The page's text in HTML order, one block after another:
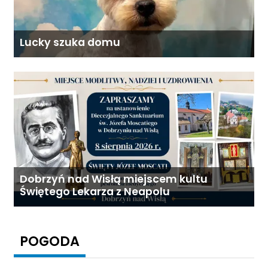
Lucky szuka domu
Dobrzyń nad Wisłą miejscem kultu
Świętego Lekarza z Neapolu
POGODA